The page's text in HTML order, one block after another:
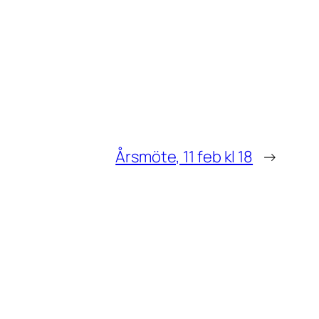
Årsmöte, 11 feb kl 18 →